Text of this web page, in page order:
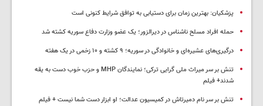
پزشکیان‌: بهترین زمان برای دستیابی به توافق شرایط کنونی است
حمله افراد مسلح ناشناس در دیرالزور؛ یک عضو وزارت دفاع سوریه کشته شد
درگیری‌های عشیره‌ای و خانوادگی در سوریه؛ ۹ کشته و ۱۰ زخمی در یک هفته
تنش بر سر میراث ملی گرایی ترکی؛ نمایندگان MHP و حزب خوب دست به یقه
شدند+ فیلم
تنش بر سر نام دمیرتاش در کمیسیون عدالت؛ او ابزار دست شما نیست + فیلم